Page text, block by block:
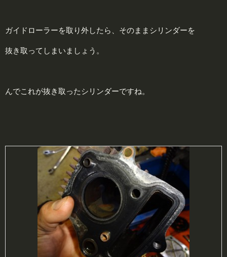
ガイドローラーを取り外したら、そのままシリンダーを
抜き取ってしまいましょう。
んでこれが抜き取ったシリンダーですね。